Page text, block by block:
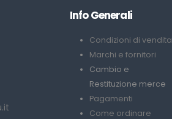
Info Generali
Condizioni di vendita
Marchi e fornitori
Cambio e
Restituzione merce
Pagamenti
Come ordinare